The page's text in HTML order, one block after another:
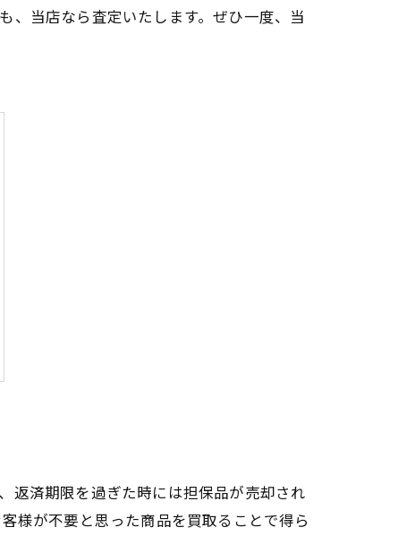
、当店なら査定いたします。ぜひ一度、当
返済期限を過ぎた時には担保品が売却され
様が不要と思った商品を買取ることで得ら